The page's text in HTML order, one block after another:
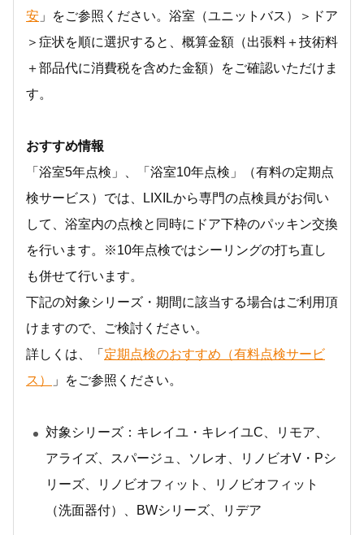
安 」をご参照ください。浴室（ユニットバス）＞ドア
＞症状を順に選択すると、概算金額（出張料＋技術料
＋部品代に消費税を含めた金額）をご確認いただけま
す。
おすすめ情報
「浴室5年点検」、「浴室10年点検」（有料の定期点
検サービス）では、LIXILから専門の点検員がお伺い
して、浴室内の点検と同時にドア下枠のパッキン交換
を行います。※10年点検ではシーリングの打ち直し
も併せて行います。
下記の対象シリーズ・期間に該当する場合はご利用頂
けますので、ご検討ください。
詳しくは、「 定期点検のおすすめ（有料点検サービ
ス）
」をご参照ください。
対象シリーズ：キレイユ・キレイユC、リモア、
アライズ、スパージュ、ソレオ、リノビオV・Pシ
リーズ、リノビオフィット、リノビオフィット
（洗面器付）、BWシリーズ、リデア